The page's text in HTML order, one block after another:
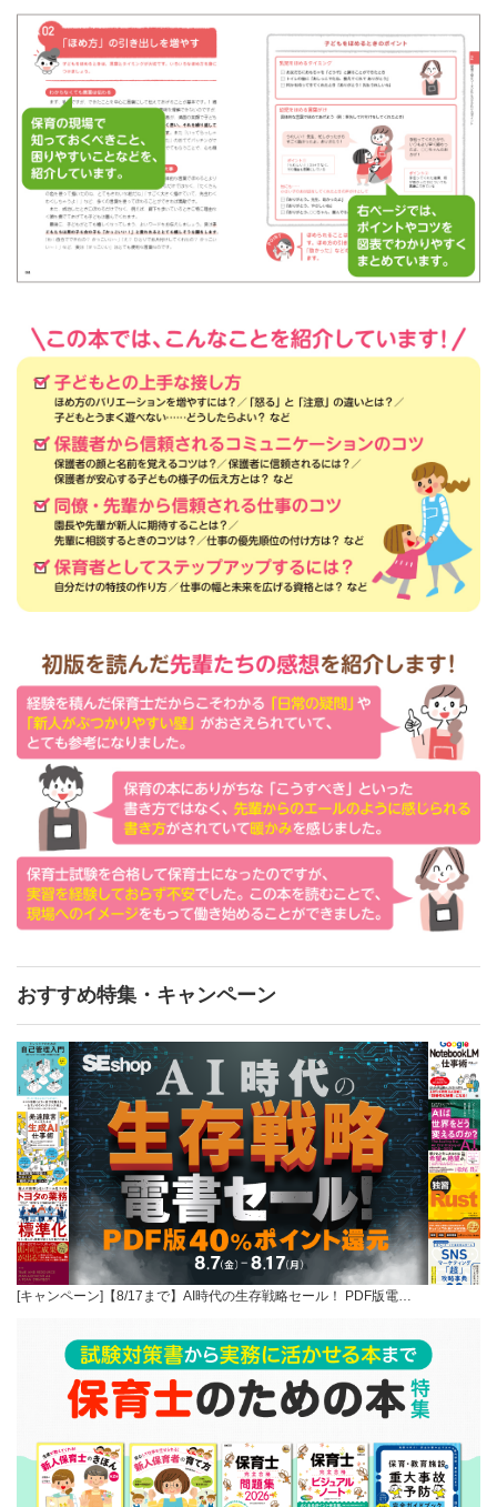
おすすめ特集・キャンペーン
[キャンペーン]【8/17まで】AI時代の生存戦略セール！ PDF版電…